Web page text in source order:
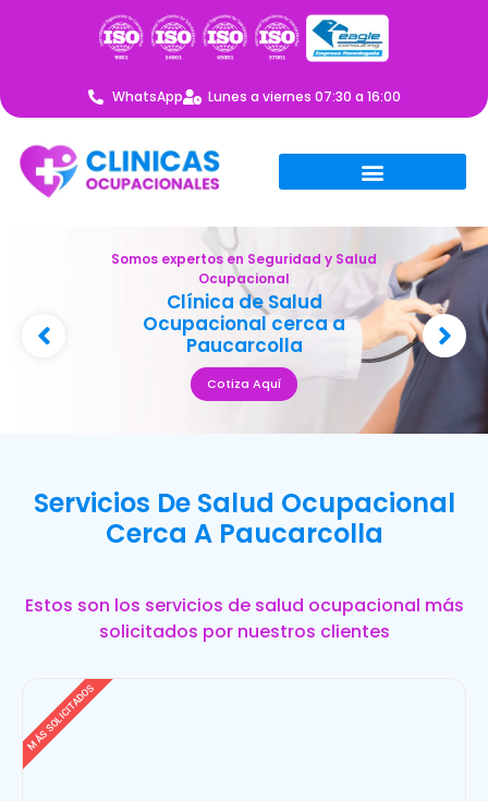
WhatsApp Lunes a viernes 07:30 a 16:00
Somos expertos en Seguridad y Salud
Ocupacional
Clínica de Salud
Ocupacional cerca a
Paucarcolla
Cotiza Aquí
Servicios De Salud Ocupacional
Cerca A Paucarcolla
Estos son los servicios de salud ocupacional más
solicitados por nuestros clientes
MÁS SOLICITADOS